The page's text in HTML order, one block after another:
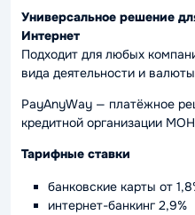
Универсальное решение
Интернет
Подходит для любых
вида деятельности и
PayAnyWay — платёжное
кредитной организации
Тарифные ставки
банковские карты от
интернет-банкинг 2,9%